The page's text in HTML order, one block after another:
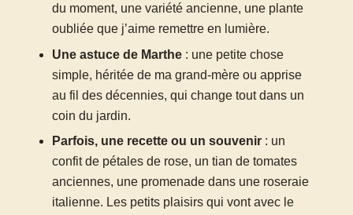
du moment, une variété ancienne, une plante
oubliée que j’aime remettre en lumière.
Une astuce de Marthe : une petite chose
simple, héritée de ma grand-mère ou apprise
au fil des décennies, qui change tout dans un
coin du jardin.
Parfois, une recette ou un souvenir : un
confit de pétales de rose, un tian de tomates
anciennes, une promenade dans une roseraie
italienne. Les petits plaisirs qui vont avec le